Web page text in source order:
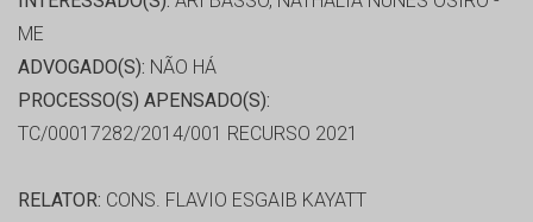
ME
ADVOGADO(S): NÃO HÁ
PROCESSO(S) APENSADO(S):
TC/00017282/2014/001 RECURSO 2021
RELATOR: CONS. FLAVIO ESGAIB KAYATT